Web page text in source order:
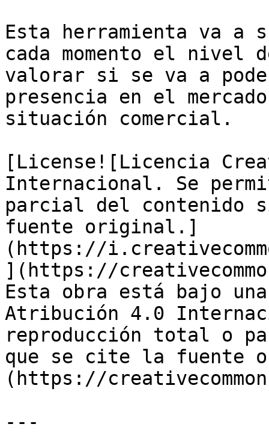
Esta herramienta va a
cada momento el nivel
valorar si se va a
presencia en el
situación comercial.
[License![Licencia
Internacional. Se
parcial del contenido
fuente original.]
(https://
](https://
Esta obra está bajo
Atribución 4.0
reproducción total o
que se cite la fuente
(https://
---